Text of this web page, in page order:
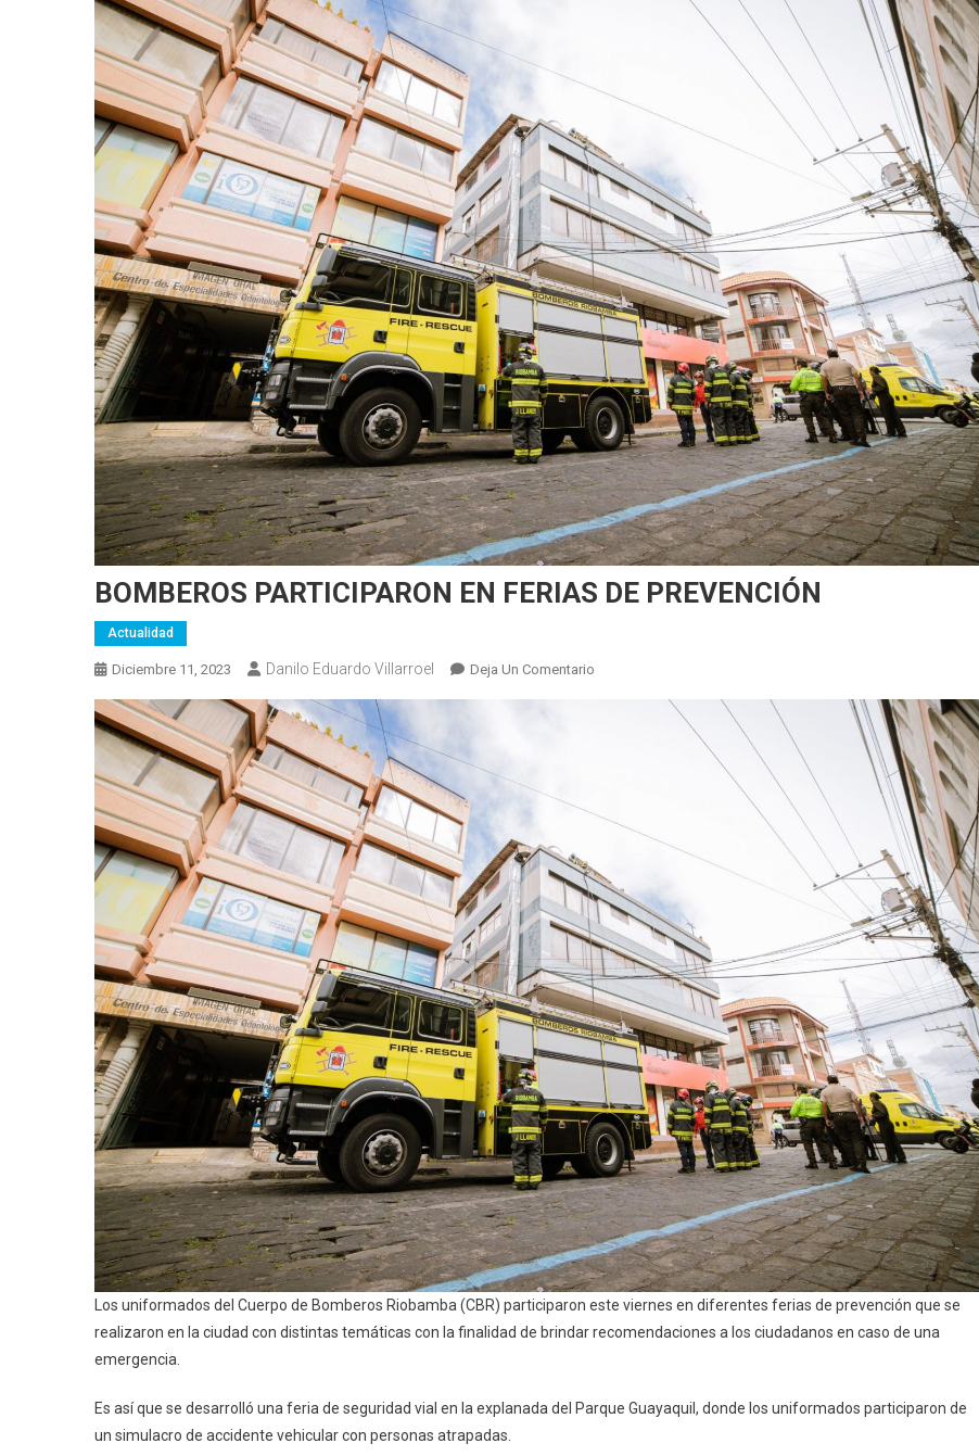
BOMBEROS PARTICIPARON EN FERIAS DE PREVENCIÓN
Actualidad
Diciembre 11, 2023 Danilo Eduardo Villarroel Deja Un Comentario
PARTICIPARON
PREVENCIÓN
Los uniformados del Cuerpo de Bomberos Riobamba (CBR) participaron este viernes en diferentes ferias de prevención que se
realizaron en la ciudad con distintas temáticas con la finalidad de brindar recomendaciones a los ciudadanos en caso de una
emergencia.
Es así que se desarrolló una feria de seguridad vial en la explanada del Parque Guayaquil, donde los uniformados participaron de
un simulacro de accidente vehicular con personas atrapadas.